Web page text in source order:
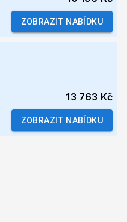
ZOBRAZIT NABÍDKU
13 763 Kč
ZOBRAZIT NABÍDKU